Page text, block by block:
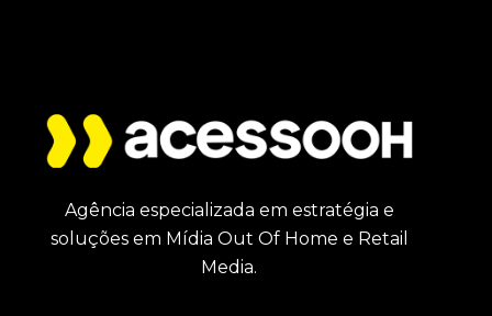
Agência especializada em estratégia e
soluções em Mídia Out Of Home e Retail
Media.